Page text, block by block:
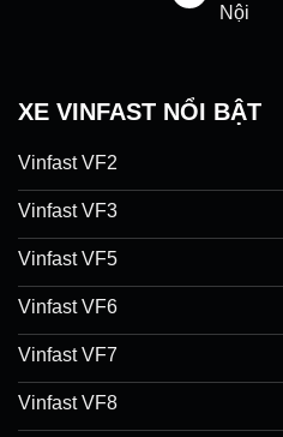
Nội
XE VINFAST NỔI BẬT
Vinfast VF2
Vinfast VF3
Vinfast VF5
Vinfast VF6
Vinfast VF7
Vinfast VF8